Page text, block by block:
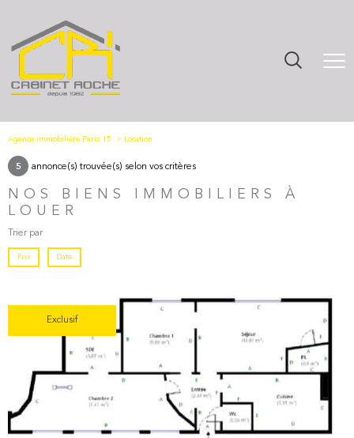
Agence immobilière Paris 15 Location
5 annonce(s) trouvée(s) selon vos critères
NOS BIENS IMMOBILIERS À
LOUER
Trier par
Prix Date
Exclusif
Voir le
Bien